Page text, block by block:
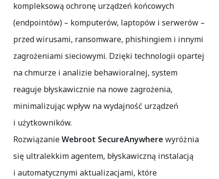
kompleksową ochronę urządzeń końcowych
(endpointów) – komputerów, laptopów i serwerów –
przed wirusami, ransomware, phishingiem i innymi
zagrożeniami sieciowymi. Dzięki technologii opartej
na chmurze i analizie behawioralnej, system
reaguje błyskawicznie na nowe zagrożenia,
minimalizując wpływ na wydajność urządzeń
i użytkowników.
RozwiązanieWebroot SecureAnywhere wyróżnia
się ultralekkim agentem, błyskawiczną instalacją
i automatycznymi aktualizacjami, które